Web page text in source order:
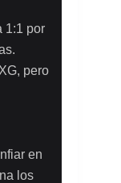
por
pero
en
los